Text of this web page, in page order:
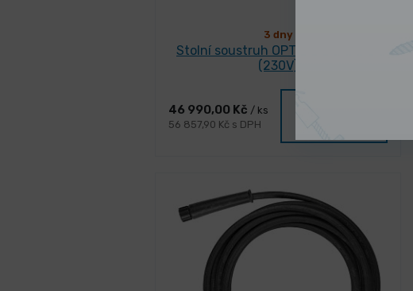
3 dny
Stolní soustruh OPTIturn TU 2506
(230V)
46 990,00 Kč / ks
56 857,90 Kč s DPH